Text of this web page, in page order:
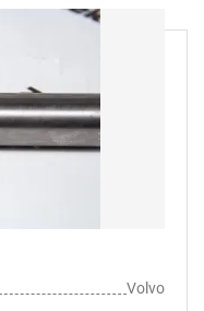
Volvo